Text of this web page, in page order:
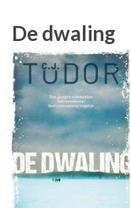
De dwaling